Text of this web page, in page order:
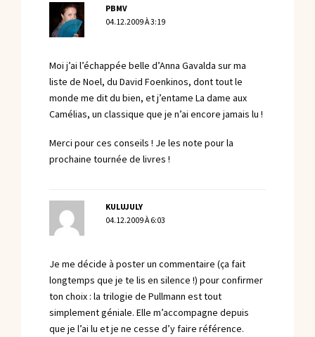
PBMV
04.12.2009 À 3:19
Moi j’ai l’échappée belle d’Anna Gavalda sur ma
liste de Noel, du David Foenkinos, dont tout le
monde me dit du bien, et j’entame La dame aux
Camélias, un classique que je n’ai encore jamais lu !
Merci pour ces conseils ! Je les note pour la
prochaine tournée de livres !
KULUJULY
04.12.2009 À 6:03
Je me décide à poster un commentaire (ça fait
longtemps que je te lis en silence !) pour confirmer
ton choix : la trilogie de Pullmann est tout
simplement géniale. Elle m’accompagne depuis
que je l’ai lu et je ne cesse d’y faire référence.